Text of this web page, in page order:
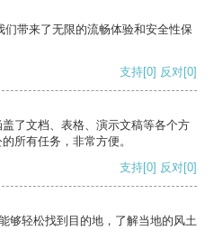
带来了无限的流畅体验和安全性保
支持[0] 反对[0]
了文档、表格、演示文稿等各个方
所有任务，非常方便。
支持[0] 反对[0]
够轻松找到目的地，了解当地的风土